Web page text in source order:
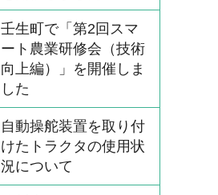
壬生町で「第2回スマ
ート農業研修会（技術
向上編）」を開催しま
した
自動操舵装置を取り付
けたトラクタの使用状
況について